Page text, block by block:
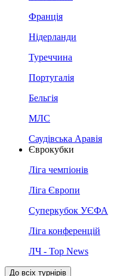
Франція
Нідерланди
Туреччина
Португалія
Бельгія
МЛС
Саудівська Аравія
Єврокубки
Ліга чемпіонів
Ліга Європи
Суперкубок УЄФА
Ліга конференцій
ЛЧ - Top News
До всіх турнірів